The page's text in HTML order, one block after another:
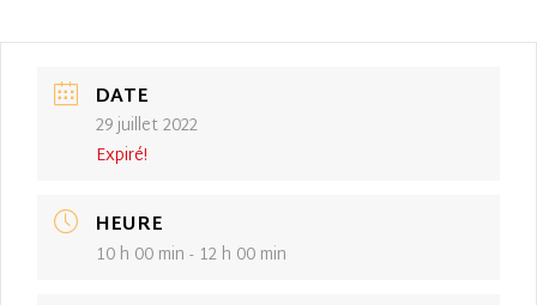
DATE
29 juillet 2022
Expiré!
HEURE
10 h 00 min - 12 h 00 min